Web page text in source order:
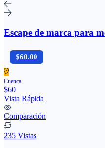
Escape de marca para
$60.00
Cuenca
$60
Vista Rápida
Comparación
235 Vistas